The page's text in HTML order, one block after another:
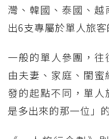
灣、韓國、泰國、
出6支專屬於單人旅
一般的單人參團，
由夫妻、家庭、閨
發的起點不同，單人
是多出來的那一位」